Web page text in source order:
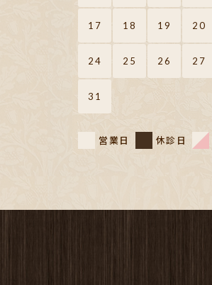
17 18 19 20
24 25 26 27
31
営業日 休診日